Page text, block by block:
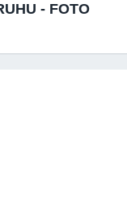
- FOTO